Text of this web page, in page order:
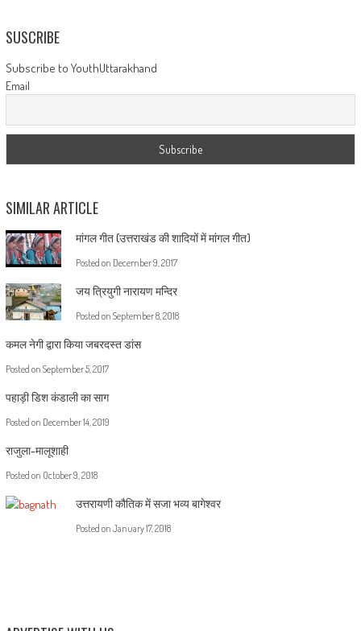
SUSCRIBE
Subscribe to YouthUttarakhand
Email
SIMILAR ARTICLE
मांगल गीत (उत्तराखंड की शादियों में मांगल गीत)
Posted on December 9, 2017
जय त्रियुगी नारायण मन्दिर
Posted on September 8, 2018
कमल नेगी द्वारा किया जबरदस्त डांस
Posted on September 5, 2017
पहाड़ी डिश कंडाली का साग
Posted on December 14, 2019
राजुला-मालूशाही
Posted on October 9, 2018
उत्तरायणी कौतिक में सजा भव्य बागेश्वर
Posted on January 17, 2018